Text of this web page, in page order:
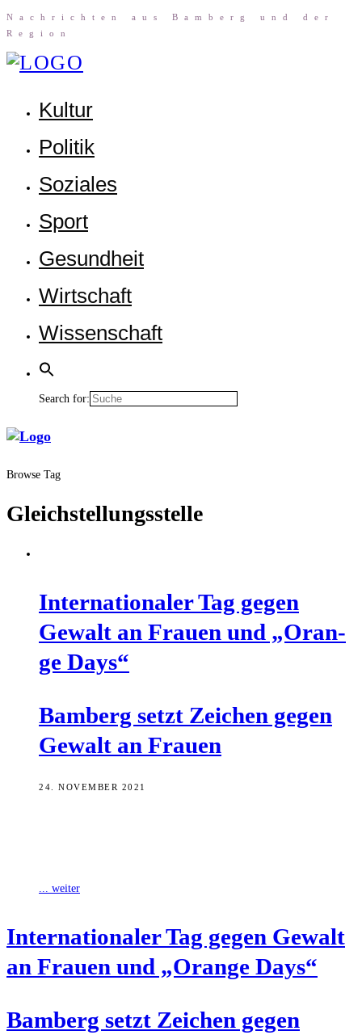
Nach­rich­ten aus Bam­berg und der
Region
Kul­tur
Poli­tik
Sozia­les
Sport
Gesund­heit
Wirt­schaft
Wis­sen­schaft
Search for:
Browse Tag
Gleichstellungsstelle
Inter­na­tio­na­ler Tag gegen
Gewalt an Frau­en und „Oran­
ge Days“
Bam­berg setzt Zei­chen gegen
Gewalt an Frauen
24. NOVEMBER 2021
... weiter
Inter­na­tio­na­ler Tag gegen Gewalt
an Frau­en und „Oran­ge Days“
Bam­berg setzt Zei­chen gegen